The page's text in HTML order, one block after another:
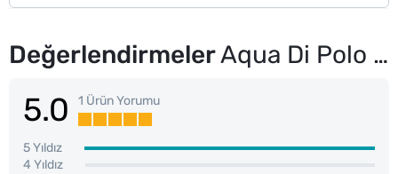
DeğerlendirmelerAqua Di Polo 1987 Unisex Retro Leopar Güneş Gözlük APSS074701
5.0 1 Ürün Yorumu
5 Yıldız
4 Yıldız